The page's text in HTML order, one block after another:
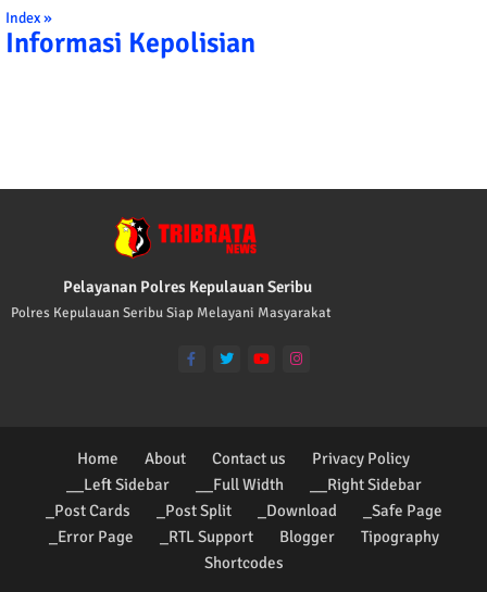
Index »
Informasi Kepolisian
Pelayanan Polres Kepulauan Seribu
Polres Kepulauan Seribu Siap Melayani Masyarakat
Home About Contact us
Privacy Policy
__Left Sidebar
__Full Width
__Right Sidebar
_Post Cards
_Post Split _Download
_Safe Page
_Error Page
_RTL Support Blogger
Tipography
Shortcodes